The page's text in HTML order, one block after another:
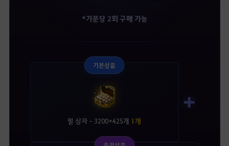
*가문당 2회 구매 가능
기본상품
펄 상자 - 3200+425개 1개
➕